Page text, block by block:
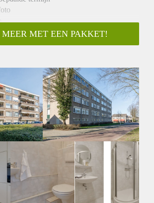
Nee
Afhankelijk van de Eigenaar
Ja
Afhankelijk van de Eigenaar
MEER MET EEN PAKKET!